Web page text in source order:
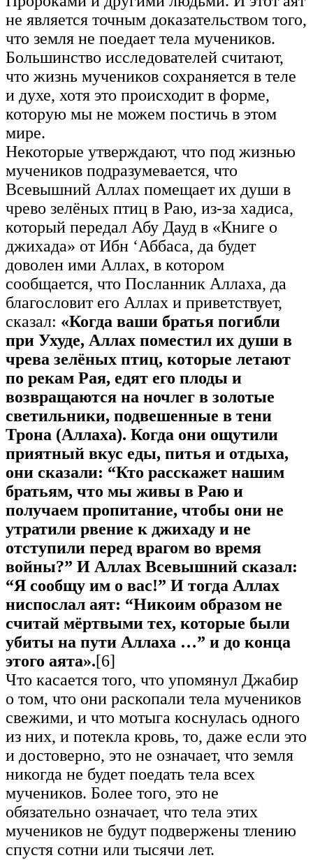
не является точным доказательством того,
что земля не поедает тела мучеников.
Большинство исследователей считают,
что жизнь мучеников сохраняется в теле
и духе, хотя это происходит в форме,
которую мы не можем постичь в этом
мире.
Некоторые утверждают, что под жизнью
мучеников подразумевается, что
Всевышний Аллах помещает их души в
чрево зелёных птиц в Раю, из-за хадиса,
который передал Абу Дауд в «Книге о
джихада» от Ибн ‘Аббаса, да будет
доволен ими Аллах, в котором
сообщается, что Посланник Аллаха, да
благословит его Аллах и приветствует,
сказал: «Когда ваши братья погибли
при Ухуде, Аллах поместил их души в
чрева зелёных птиц, которые летают
по рекам Рая, едят его плоды и
возвращаются на ночлег в золотые
светильники, подвешенные в тени
Трона (Аллаха). Когда они ощутили
приятный вкус еды, питья и отдыха,
они сказали: “Кто расскажет нашим
братьям, что мы живы в Раю и
получаем пропитание, чтобы они не
утратили рвение к джихаду и не
отступили перед врагом во время
войны?” И Аллах Всевышний сказал:
“Я сообщу им о вас!” И тогда Аллах
ниспослал аят: “Никоим образом не
считай мёртвыми тех, которые были
убиты на пути Аллаха …” и до конца
этого аята».[6]
Что касается того, что упомянул Джабир
о том, что они раскопали тела мучеников
свежими, и что мотыга коснулась одного
из них, и потекла кровь, то, даже если это
и достоверно, это не означает, что земля
никогда не будет поедать тела всех
мучеников. Более того, это не
обязательно означает, что тела этих
мучеников не будут подвержены тлению
спустя сотни или тысячи лет.